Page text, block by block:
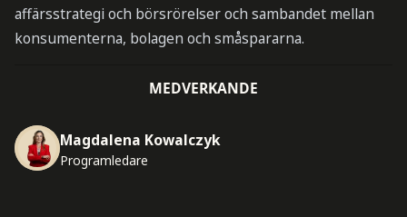
affärsstrategi och börsrörelser och sambandet mellan
konsumenterna, bolagen och småspararna.
MEDVERKANDE
Magdalena Kowalczyk
Programledare